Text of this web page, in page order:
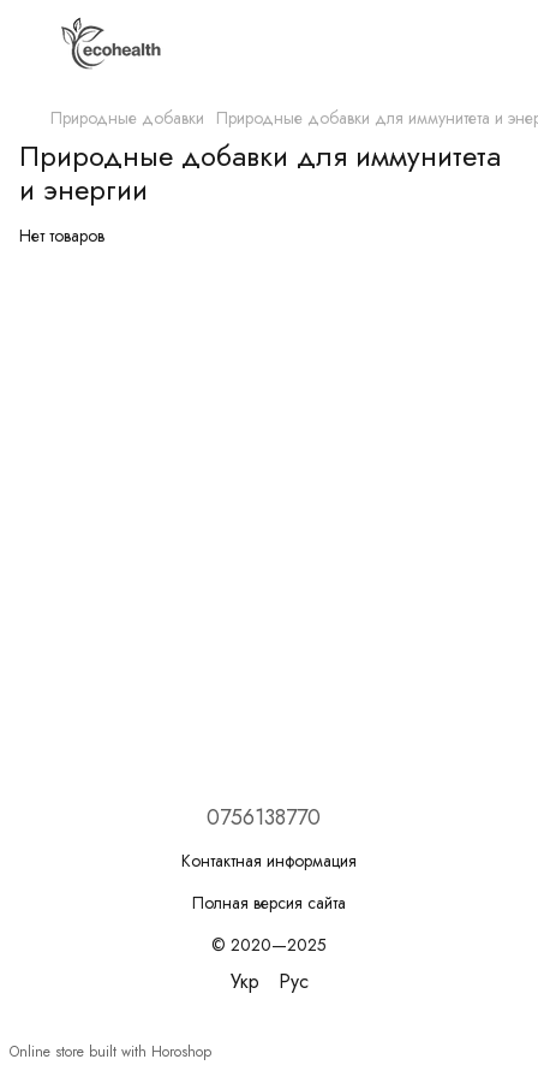
Природные добавки Природные добавки для иммунитета и
Природные добавки для иммунитета
и энергии
Нет товаров
0756138770
Контактная информация
Полная версия сайта
© 2020—2025
Укр Рус
Online store built with Horoshop